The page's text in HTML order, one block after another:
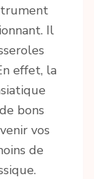
Il
effet, la
bons
vos
de